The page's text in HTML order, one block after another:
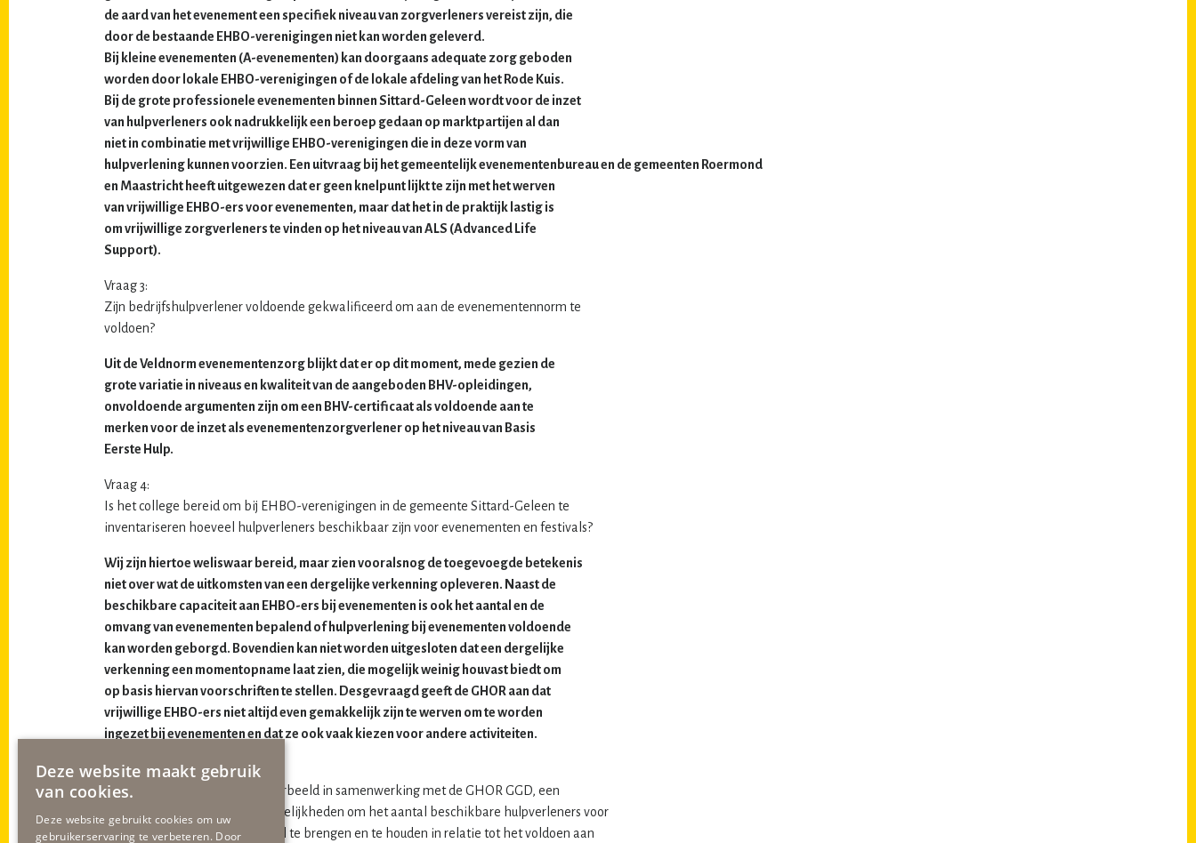
de aard van het evenement een specifiek niveau van zorgverleners vereist zijn, die
door de bestaande EHBO-verenigingen niet kan worden geleverd.
Bij kleine evenementen (A-evenementen) kan doorgaans adequate zorg geboden
worden door lokale EHBO-verenigingen of de lokale afdeling van het Rode Kuis.
Bij de grote professionele evenementen binnen Sittard-Geleen wordt voor de inzet
van hulpverleners ook nadrukkelijk een beroep gedaan op marktpartijen al dan
niet in combinatie met vrijwillige EHBO-verenigingen die in deze vorm van
hulpverlening kunnen voorzien. Een uitvraag bij het gemeentelijk evenementenbureau en de gemeenten Roermond
en Maastricht heeft uitgewezen dat er geen knelpunt lijkt te zijn met het werven
van vrijwillige EHBO-ers voor evenementen, maar dat het in de praktijk lastig is
om vrijwillige zorgverleners te vinden op het niveau van ALS (Advanced Life
Support).
Vraag 3:
Zijn bedrijfshulpverlener voldoende gekwalificeerd om aan de evenementennorm te
voldoen?
Uit de Veldnorm evenementenzorg blijkt dat er op dit moment, mede gezien de
grote variatie in niveaus en kwaliteit van de aangeboden BHV-opleidingen,
onvoldoende argumenten zijn om een BHV-certificaat als voldoende aan te
merken voor de inzet als evenementenzorgverlener op het niveau van Basis
Eerste Hulp.
Vraag 4:
Is het college bereid om bij EHBO-verenigingen in de gemeente Sittard-Geleen te
inventariseren hoeveel hulpverleners beschikbaar zijn voor evenementen en festivals?
Wij zijn hiertoe weliswaar bereid, maar zien vooralsnog de toegevoegde betekenis
niet over wat de uitkomsten van een dergelijke verkenning opleveren. Naast de
beschikbare capaciteit aan EHBO-ers bij evenementen is ook het aantal en de
omvang van evenementen bepalend of hulpverlening bij evenementen voldoende
kan worden geborgd. Bovendien kan niet worden uitgesloten dat een dergelijke
verkenning een momentopname laat zien, die mogelijk weinig houvast biedt om
op basis hiervan voorschriften te stellen. Desgevraagd geeft de GHOR aan dat
vrijwillige EHBO-ers niet altijd even gemakkelijk zijn te werven om te worden
ingezet bij evenementen en dat ze ook vaak kiezen voor andere activiteiten.
Vraag 5:
Is het college bereid om, bijvoorbeeld in samenwerking met de GHOR GGD, een
onderzoek te doen naar de mogelijkheden om het aantal beschikbare hulpverleners voor
evenementen en festivals op pijl te brengen en te houden in relatie tot het voldoen aan
Deze website maakt gebruik
van cookies.
Deze website gebruikt cookies om uw
gebruikerservaring te verbeteren. Door